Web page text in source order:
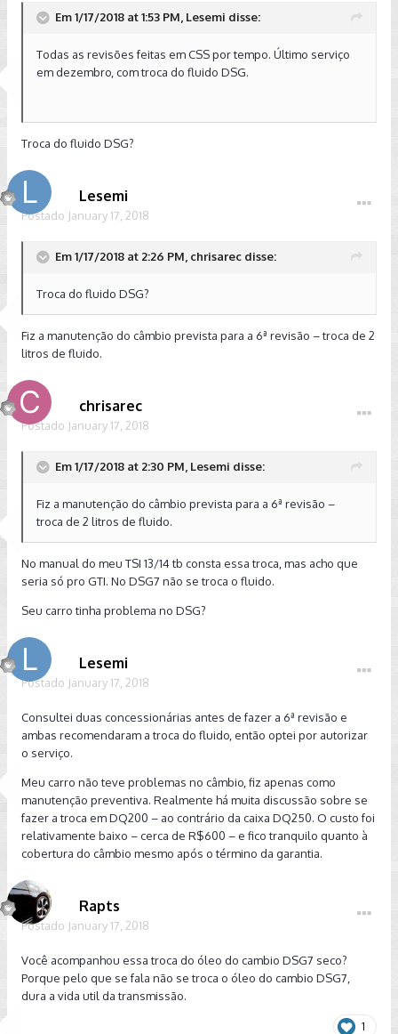
Em 1/17/2018 at 1:53 PM, Lesemi disse:
Todas as revisões feitas em CSS por tempo. Último serviço
em dezembro, com troca do fluido DSG.
Troca do fluido DSG?
Lesemi
Postado January 17, 2018
Em 1/17/2018 at 2:26 PM, chrisarec disse:
Troca do fluido DSG?
Fiz a manutenção do câmbio prevista para a 6ª revisão – troca de 2
litros de fluido.
chrisarec
Postado January 17, 2018
Em 1/17/2018 at 2:30 PM, Lesemi disse:
Fiz a manutenção do câmbio prevista para a 6ª revisão –
troca de 2 litros de fluido.
No manual do meu TSI 13/14 tb consta essa troca, mas acho que
seria só pro GTI. No DSG7 não se troca o fluido.
Seu carro tinha problema no DSG?
Lesemi
Postado January 17, 2018
Consultei duas concessionárias antes de fazer a 6ª revisão e
ambas recomendaram a troca do fluido, então optei por autorizar
o serviço.
Meu carro não teve problemas no câmbio, fiz apenas como
manutenção preventiva. Realmente há muita discussão sobre se
fazer a troca em DQ200 – ao contrário da caixa DQ250. O custo foi
relativamente baixo – cerca de R$600 – e fico tranquilo quanto à
cobertura do câmbio mesmo após o término da garantia.
Rapts
Postado January 17, 2018
Você acompanhou essa troca do óleo do cambio DSG7 seco?
Porque pelo que se fala não se troca o óleo do cambio DSG7,
dura a vida util da transmissão.
1